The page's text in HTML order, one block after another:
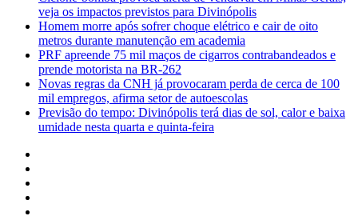
veja os impactos previstos para Divinópolis
Homem morre após sofrer choque elétrico e cair de oito
metros durante manutenção em academia
PRF apreende 75 mil maços de cigarros contrabandeados e
prende motorista na BR-262
Novas regras da CNH já provocaram perda de cerca de 100
mil empregos, afirma setor de autoescolas
Previsão do tempo: Divinópolis terá dias de sol, calor e baixa
umidade nesta quarta e quinta-feira